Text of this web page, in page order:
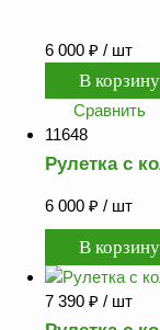
6 000 ₽ / шт
Сравнить
11648
Рулетка с
6 000 ₽ / шт
7 390 ₽ / шт